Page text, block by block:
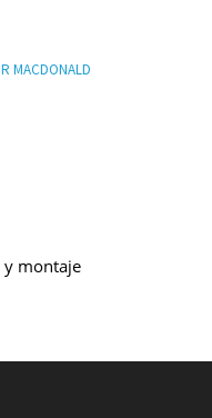
MACDONALD
y montaje